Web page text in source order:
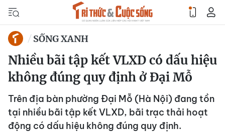
SỐNG XANH
Nhiều bãi tập kết VLXD có dấu hiệu
không đúng quy định ở Đại Mỗ
Trên địa bàn phường Đại Mỗ (Hà Nội) đang tồn
tại nhiều bãi tập kết VLXD, bãi trạc thải hoạt
động có dấu hiệu không đúng quy định.